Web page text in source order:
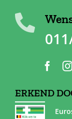
ERKEND